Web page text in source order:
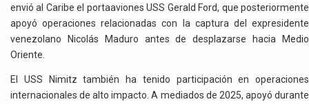
envió al Caribe el portaaviones USS Gerald Ford, que posteriormente
apoyó operaciones relacionadas con la captura del expresidente
venezolano Nicolás Maduro antes de desplazarse hacia Medio
Oriente.
El USS Nimitz también ha tenido participación en operaciones
internacionales de alto impacto. A mediados de 2025, apoyó durante